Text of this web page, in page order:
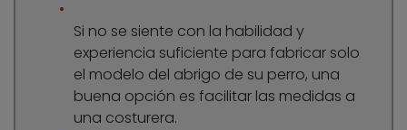
Si no se siente con la habilidad y
experiencia suficiente para fabricar solo
el modelo del abrigo de su perro, una
buena opción es facilitar las medidas a
una costurera.